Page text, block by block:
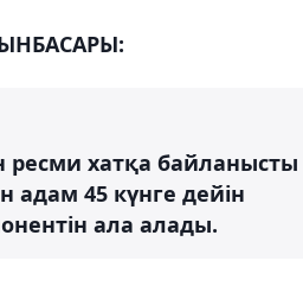
ресми хатқа байланысты
адам 45 күнге дейін
ала алады.